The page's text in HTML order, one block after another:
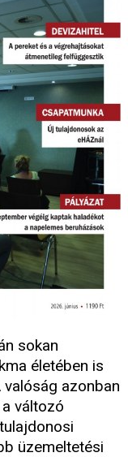
sokan
életében is
azonban
változó
üzemeltetési